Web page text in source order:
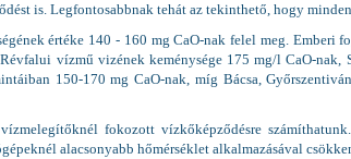
is. Legfontosabbnak tehát az tekinthető, hogy
értéke 140 - 160 mg CaO-nak felel meg.
vízmű vizének keménysége 175 mg/l CaO-
150-170 mg CaO-nak, míg Bácsa,
fokozott vízkőképződésre
alacsonyabb hőmérséklet alkalmazásával